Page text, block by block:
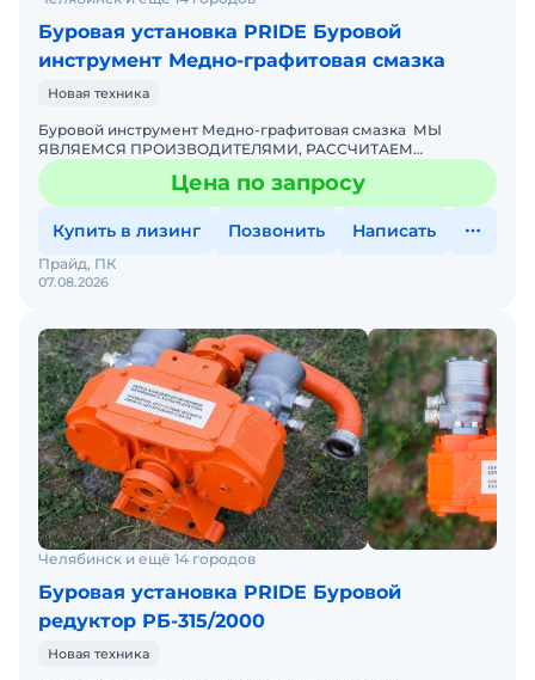
Буровая установка PRIDE Буровой
инструмент Медно-графитовая смазка
Новая техника
Буровой инструмент Медно-графитовая смазка МЫ
ЯВЛЯЕМСЯ ПРОИЗВОДИТЕЛЯМИ, РАССЧИТАЕМ
СТОИМОСТЬ ПОД ВАШ ИНДИВИДУАЛЬНЫЙ ЗАКАЗ!
ПОДРОБНОСТИ УТОЧНЯЙТЕ ПО
Цена по запросу
Купить в лизинг Позвонить Написать
07.08.2026
Прайд, ПК
Челябинск и ещё 14 городов
Буровая установка PRIDE Буровой
редуктор РБ-315/2000
Новая техника